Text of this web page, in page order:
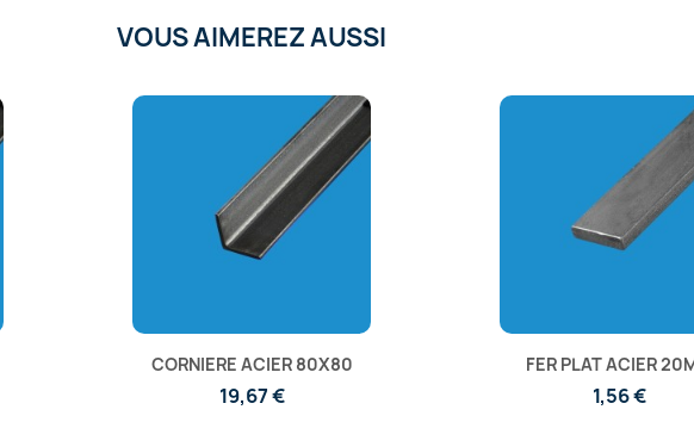
VOUS AIMEREZ AUSSI
CORNIERE ACIER 80X80
19,67 €
FER PLAT ACIER
1,56 €